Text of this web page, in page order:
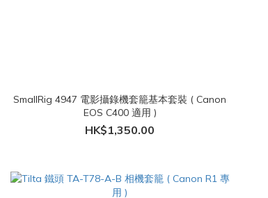
SmallRig 4947 電影攝錄機套籠基本套裝 ( Canon
EOS C400 適用 )
HK$1,350.00